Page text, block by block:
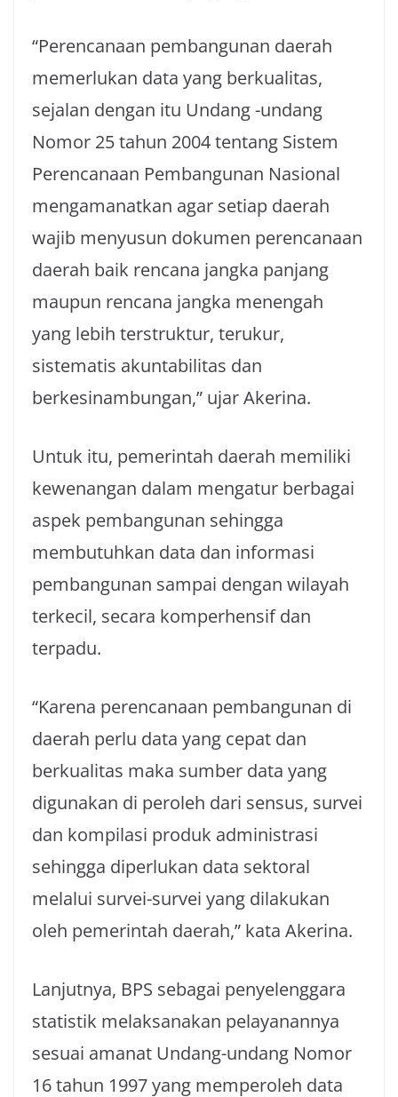
“Perencanaan pembangunan daerah
memerlukan data yang berkualitas,
sejalan dengan itu Undang -undang
Nomor 25 tahun 2004 tentang Sistem
Perencanaan Pembangunan Nasional
mengamanatkan agar setiap daerah
wajib menyusun dokumen perencanaan
daerah baik rencana jangka panjang
maupun rencana jangka menengah
yang lebih terstruktur, terukur,
sistematis akuntabilitas dan
berkesinambungan,” ujar Akerina.
Untuk itu, pemerintah daerah memiliki
kewenangan dalam mengatur berbagai
aspek pembangunan sehingga
membutuhkan data dan informasi
pembangunan sampai dengan wilayah
terkecil, secara komperhensif dan
terpadu.
“Karena perencanaan pembangunan di
daerah perlu data yang cepat dan
berkualitas maka sumber data yang
digunakan di peroleh dari sensus, survei
dan kompilasi produk administrasi
sehingga diperlukan data sektoral
melalui survei-survei yang dilakukan
oleh pemerintah daerah,” kata Akerina.
Lanjutnya, BPS sebagai penyelenggara
statistik melaksanakan pelayanannya
sesuai amanat Undang-undang Nomor
16 tahun 1997 yang memperoleh data